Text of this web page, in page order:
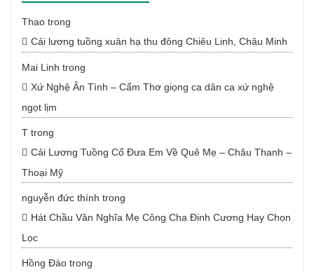
Thao trong
Cải lương tuồng xuân hạ thu đông Chiêu Linh, Châu Minh
Mai Linh trong
Xứ Nghệ Ân Tình – Cẩm Thơ giọng ca dân ca xứ nghệ
ngọt lịm
T trong
Cải Lương Tuồng Cổ Đưa Em Về Quê Mẹ – Châu Thanh –
Thoại Mỹ
nguyễn đức thính trong
Hát Chầu Văn Nghĩa Mẹ Công Cha Đinh Cương Hay Chọn
Lọc
Hồng Đào trong